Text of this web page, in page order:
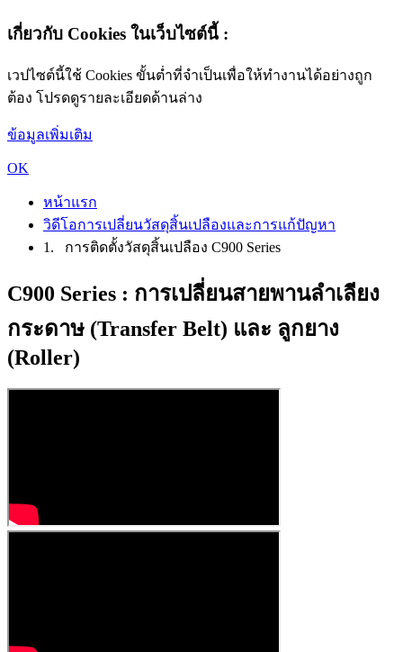
เกี่ยวกับ Cookies ในเว็บไซต์นี้ :
เวปไซต์นี้ใช้ Cookies ขั้นต่ำที่จำเป็นเพื่อให้ทำงานได้อย่างถูก
ต้อง โปรดดูรายละเอียดด้านล่าง
ข้อมูลเพิ่มเติม
OK
หน้าแรก
วิดีโอการเปลี่ยนวัสดุสิ้นเปลืองและการแก้ปัญหา
1. การติดตั้งวัสดุสิ้นเปลือง C900 Series
C900 Series : การเปลี่ยนสายพานลำเลียง
กระดาษ (Transfer Belt) และ ลูกยาง
(Roller)